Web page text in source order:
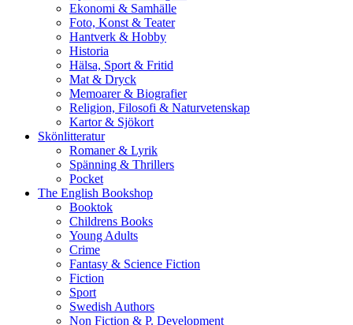
Ekonomi & Samhälle
Foto, Konst & Teater
Hantverk & Hobby
Historia
Hälsa, Sport & Fritid
Mat & Dryck
Memoarer & Biografier
Religion, Filosofi & Naturvetenskap
Kartor & Sjökort
Skönlitteratur
Romaner & Lyrik
Spänning & Thrillers
Pocket
The English Bookshop
Booktok
Childrens Books
Young Adults
Crime
Fantasy & Science Fiction
Fiction
Sport
Swedish Authors
Non Fiction & P. Development